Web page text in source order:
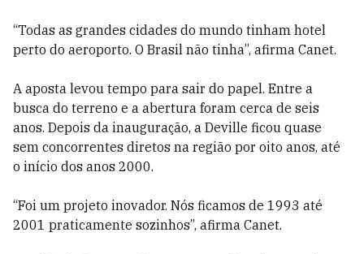
“Todas as grandes cidades do mundo tinham hotel
perto do aeroporto. O Brasil não tinha”, afirma Canet.
A aposta levou tempo para sair do papel. Entre a
busca do terreno e a abertura foram cerca de seis
anos. Depois da inauguração, a Deville ficou quase
sem concorrentes diretos na região por oito anos, até
o início dos anos 2000.
“Foi um projeto inovador. Nós ficamos de 1993 até
2001 praticamente sozinhos”, afirma Canet.